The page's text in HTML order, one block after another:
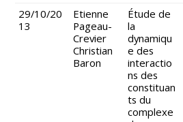
29/10/20
13
Etienne
Pageau-
Crevier
Christian
Baron
Étude de
la
dynamiqu
e des
interactio
ns des
constituan
ts du
complexe